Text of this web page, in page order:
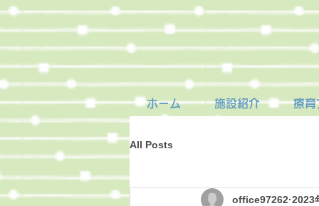
ホーム 施設紹介 療育
All Posts
office97262 2023